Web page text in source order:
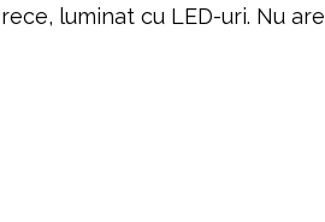
luminat cu LED-uri. Nu are